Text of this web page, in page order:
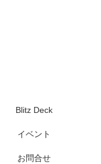
Blitz Deck
イベント
お問合せ